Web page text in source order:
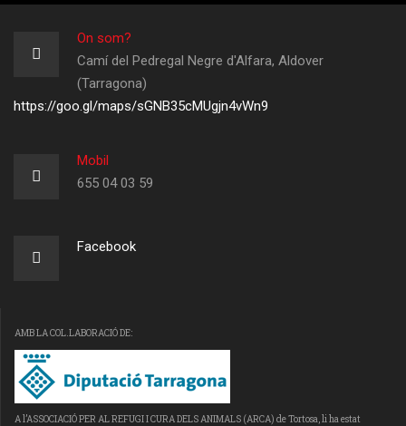
On som?
Camí del Pedregal Negre d'Alfara, Aldover
(Tarragona)
https://goo.gl/maps/sGNB35cMUgjn4vWn9
Mobil
655 04 03 59
Facebook
AMB LA COL.LABORACIÓ DE:
A l’ASSOCIACIÓ PER AL REFUGI I CURA DELS ANIMALS (ARCA) de Tortosa, li ha estat